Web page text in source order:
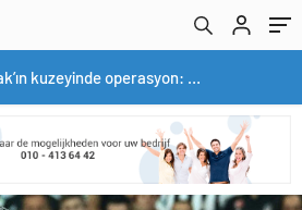
MİT’ten Irak’ın kuzeyinde operasyon: Ramazan Güneş Türkiye’ye getirildi